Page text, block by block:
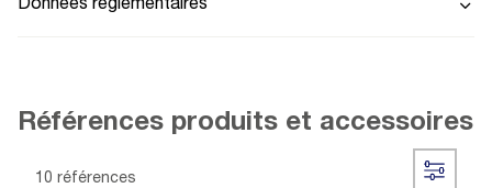
Données réglementaires
Références produits et accessoires
10 références